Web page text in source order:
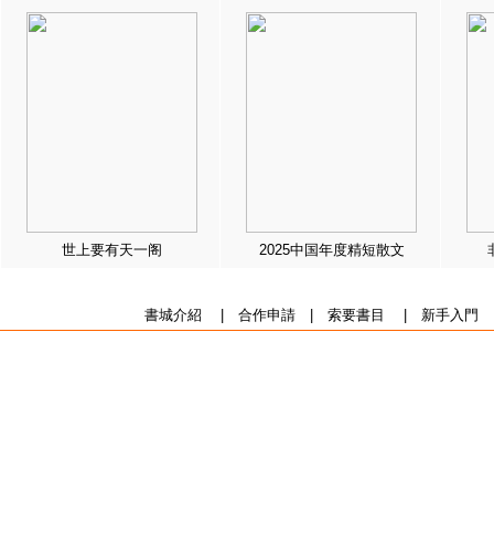
世上要有天一阁 2025中国年度精短散文
書城介紹 合作申請| 索要書目 新手入門